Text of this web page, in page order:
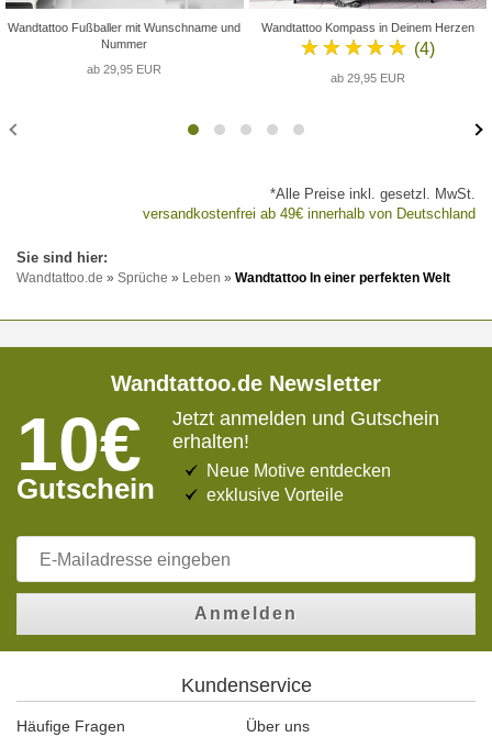
Wandtattoo Fußballer mit Wunschname und
Nummer
ab 29,95 EUR
Wandtattoo Kompass in Deinem Herzen
★★★★★ (4)
ab 29,95 EUR
*Alle Preise inkl. gesetzl. MwSt.
versandkostenfrei ab 49€ innerhalb von Deutschland
Wandtattoo.de » Sprüche » Leben » Wandtattoo In einer perfekten Welt
Wandtattoo.de Newsletter
10€
Gutschein
Jetzt anmelden und Gutschein
erhalten!
Neue Motive entdecken
exklusive Vorteile
Anmelden
Kundenservice
Häufige Fragen
Über uns